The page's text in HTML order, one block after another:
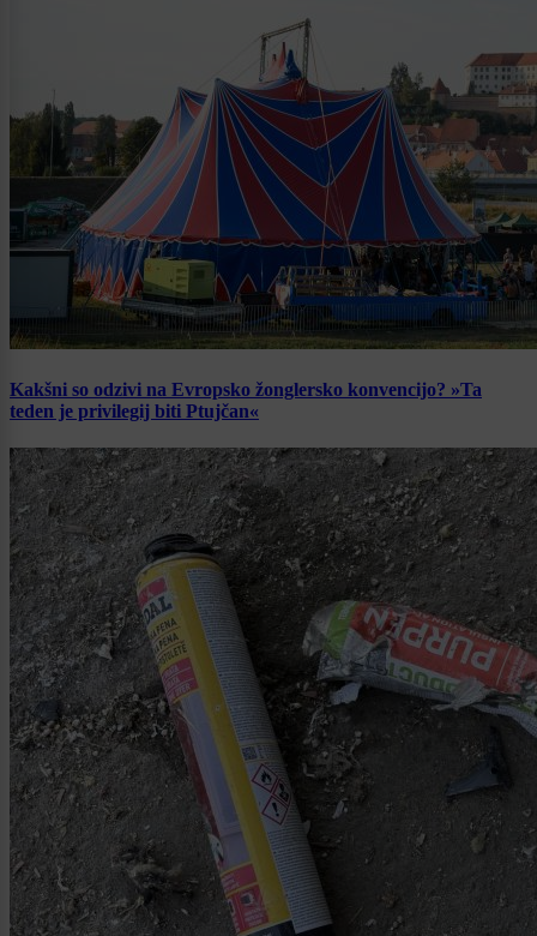
Kakšni so odzivi na Evropsko žonglersko konvencijo? »Ta
teden je privilegij biti Ptujčan«